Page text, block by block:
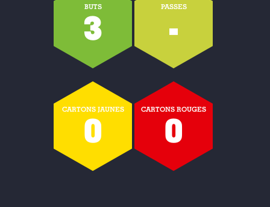
BUTS
3
PASSES
-
CARTONS JAUNES
0
CARTONS ROUGES
0